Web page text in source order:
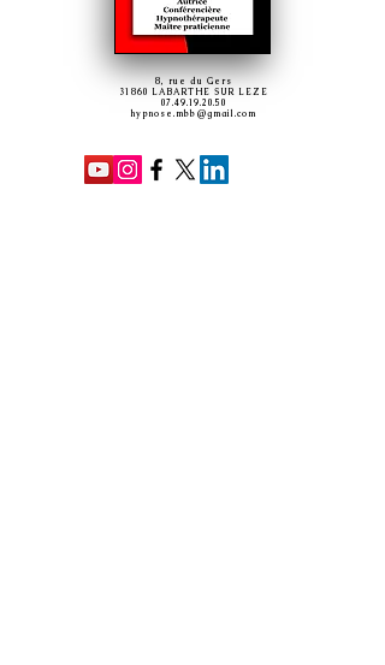
8, rue du Gers
31860 LABARTHE SUR LEZE
07.49.19.20.50
hypnose.mbb@gmail.com